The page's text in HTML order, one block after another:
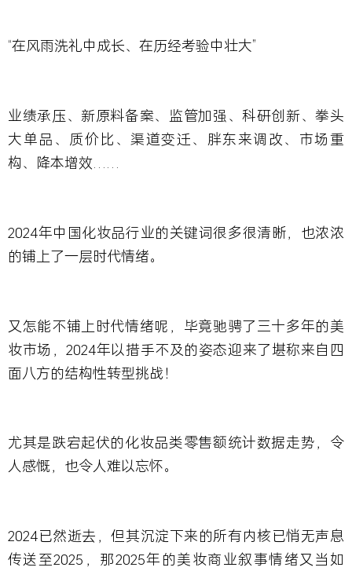
“在风雨洗礼中成长、在历经考验中壮大”
业绩承压、新原料备案、监管加强、科研创新、拳头
大单品、质价比、渠道变迁、胖东来调改、市场重
构、降本增效……
2024年中国化妆品行业的关键词很多很清晰，也浓浓
的铺上了一层时代情绪。
又怎能不铺上时代情绪呢，毕竟驰骋了三十多年的美
妆市场，2024年以措手不及的姿态迎来了堪称来自四
面八方的结构性转型挑战！
尤其是跌宕起伏的化妆品类零售额统计数据走势，令
人感慨，也令人难以忘怀。
2024已然逝去，但其沉淀下来的所有内核已悄无声息
传送至2025，那2025年的美妆商业叙事情绪又当如